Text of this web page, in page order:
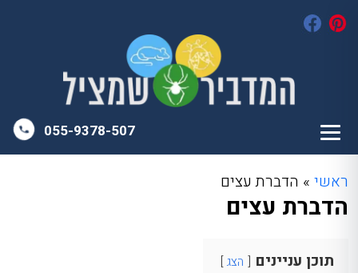
055-9378-507
ראשי » הדברת עצים
הדברת עצים
תוכן עניינים הצג